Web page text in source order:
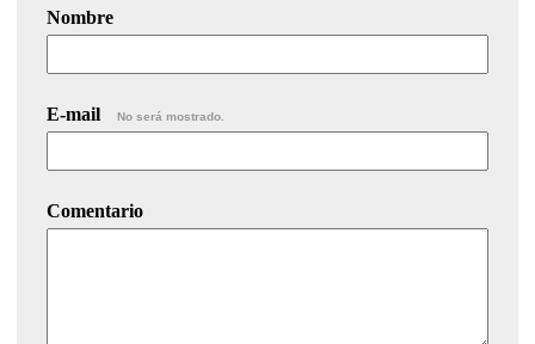
Nombre
E-mail No será mostrado.
Comentario